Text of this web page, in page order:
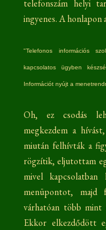
telefonszám helyi
ingyenes. A honlapon
"Telefonos információs
kapcsolatos ügyben
Információt nyújt a
Oh, ez csodás
megkezdem a
miután felhívták a
rögzítik, eljutottam
mivel
menüpontot, majd
várhatóan több mint
Ekkor elkezdődött